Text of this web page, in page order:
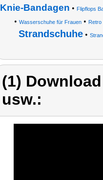
Knie-Bandagen • Flipflops
• Wasserschuhe für Frauen• Retro
Strandschuhe•
(1)
usw.: